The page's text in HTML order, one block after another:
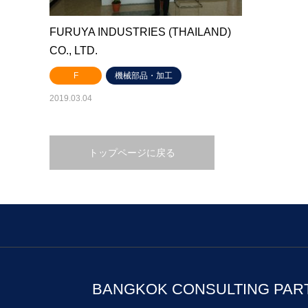
FURUYA INDUSTRIES (THAILAND)
CO., LTD.
F 機械部品・加工
2019.03.04
トップページに戻る
BANGKOK CONSULTING